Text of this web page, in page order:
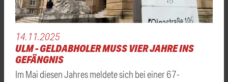
14.11.2025
ULM - GELDABHOLER MUSS VIER JAHRE INS
GEFÄNGNIS
Im Mai diesen Jahres meldete sich bei einer 67-